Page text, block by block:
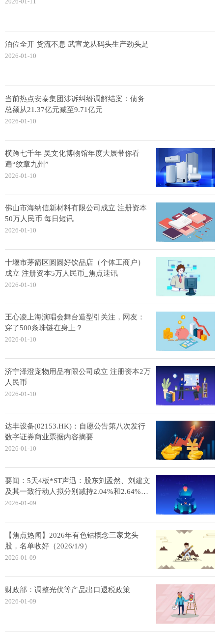
泊位全开 货流不息 武宣龙从码头生产劲头足
2026-01-10
当前热点安泰集团涉诉纠纷调解结案：债务
总额从21.37亿元减至9.71亿元
2026-01-10
横跨七千年 吴文化博物馆年度大展带你看
遍“纹章九州”
2026-01-10
佛山市海纳信新材料有限公司成立 注册资本
50万人民币 每日短讯
2026-01-10
十堰市茅箭区圆圆好饮品店（个体工商户）
成立 注册资本5万人民币_焦点速讯
2026-01-10
王心凌上海演唱会舞台造型引关注，网友：
穿了500条珠链在身上？
2026-01-10
济宁泽澄宠物用品有限公司成立 注册资本2万
人民币
2026-01-10
达丰设备(02153.HK)：自愿公告第八次发行
数字证券商业票据内容摘要
2026-01-10
要闻：5天4板*ST声迅：股东刘孟然、刘建文
及其一致行动人拟分别减持2.04%和2.64%股
份
2026-01-09
【焦点热闻】2026年有色钴概念三家龙头
股，名单收好（2026/1/9）
2026-01-09
财政部：调整光伏等产品出口退税政策
2026-01-09